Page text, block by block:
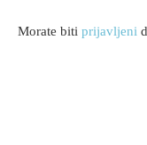
Morate biti prijavljeni